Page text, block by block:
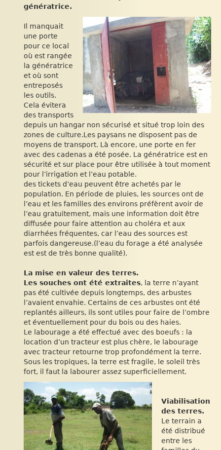
génératrice.
Il manquait
une porte
pour ce local
où est rangée
la génératrice
et où sont
entreposés
les outils.
Cela évitera
des transports
depuis un hangar non sécurisé et situé trop loin des
zones de culture.Les paysans ne disposent pas de
moyens de transport. Là encore, une porte en fer
avec des cadenas a été posée. La génératrice est en
sécurité et sur place pour être utilisée à tout moment
pour l’irrigation et l’eau potable.
des tickets d’eau peuvent être achetés par le
population. En période de pluies, les sources ont de
l’eau et les familles des environs préfèrent avoir de
l’eau gratuitement, mais une information doit être
diffusée pour faire attention au choléra et aux
diarrhées fréquentes, car l’eau des sources est
parfois dangereuse.(l’eau du forage a été analysée
est est de très bonne qualité).
La mise en valeur des terres.
Les souches ont été extraites, la terre n’ayant
pas été cultivée depuis longtemps, des arbustes
l’avaient envahie. Certains de ces arbustes ont été
replantés ailleurs, ils sont utiles pour faire de l’ombre
et éventuellement pour du bois ou des haies.
Le labourage a été effectué avec des boeufs : la
location d’un tracteur est plus chère, le labourage
avec tracteur retourne trop profondément la terre.
Sous les tropiques, la terre est fragile, le soleil très
fort, il faut la labourer assez superficiellement.
Viabilisation
des terres.
Le terrain a
été distribué
entre les